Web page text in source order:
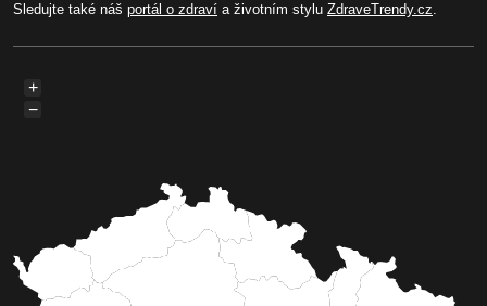
Sledujte také náš portál o zdraví a životním stylu ZdraveTrendy.cz.
+
−